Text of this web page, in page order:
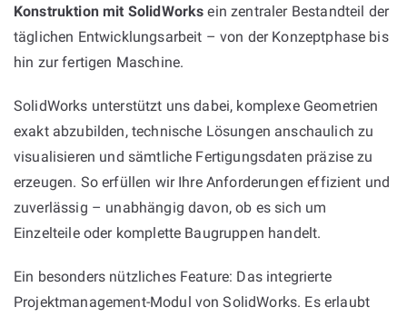
Konstruktion mit SolidWorks ein zentraler Bestandteil der
täglichen Entwicklungsarbeit – von der Konzeptphase bis
hin zur fertigen Maschine.
SolidWorks unterstützt uns dabei, komplexe Geometrien
exakt abzubilden, technische Lösungen anschaulich zu
visualisieren und sämtliche Fertigungsdaten präzise zu
erzeugen. So erfüllen wir Ihre Anforderungen effizient und
zuverlässig – unabhängig davon, ob es sich um
Einzelteile oder komplette Baugruppen handelt.
Ein besonders nützliches Feature: Das integrierte
Projektmanagement-Modul von SolidWorks. Es erlaubt